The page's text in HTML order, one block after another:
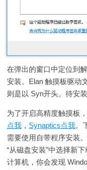
在弹出的窗口中定位到
安装。Elan 触摸板驱动
则是以 Syn开头。待安
为了开启高精度触摸板
点我 ， Synaptics点我。
需要使用自带程序安装
“从磁盘安装”中选择新
计算机，你会发现